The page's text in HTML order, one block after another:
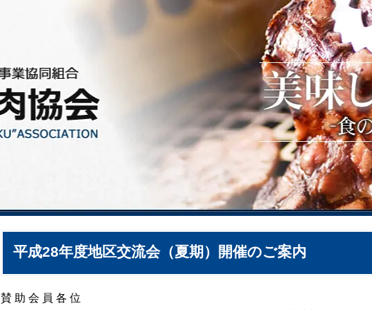
平成28年度地区交流会（夏期）開催のご案内
賛 助 会 員 各 位